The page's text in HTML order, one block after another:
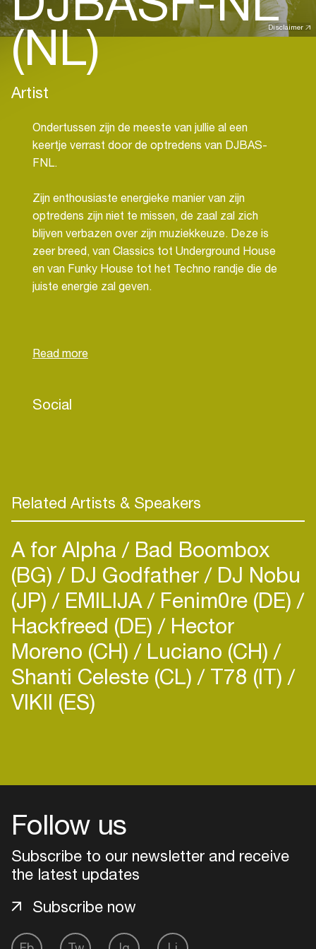
Disclaimer
(NL)
Artist
Ondertussen zijn de meeste van jullie al een
keertje verrast door de optredens van DJBAS-
FNL.
Zijn enthousiaste energieke manier van zijn
optredens zijn niet te missen, de zaal zal zich
blijven verbazen over zijn muziekkeuze. Deze is
zeer breed, van Classics tot Underground House
en van Funky House tot het Techno randje die de
juiste energie zal geven.
& Club NL en meerdere optredens met bekende
mogen toevoegen aan de fantastische line-up van
Social
Related Artists & Speakers
A for Alpha Bad Boombox
(BG) DJ Godfather DJ Nobu
(JP) EMILIJA Fenim0re (DE)
Hackfreed (DE) Hector
Moreno (CH) Luciano (CH)
Shanti Celeste (CL) T78 (IT)
VIKII (ES)
Follow us
Subscribe to our newsletter and receive
the latest updates
Subscribe now
Create your own schedule
Add events, artists and
venues
Easily discover more based on
your interests